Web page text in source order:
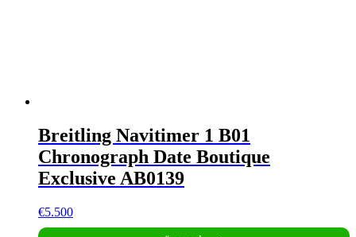
Breitling Navitimer 1 B01
Chronograph Date Boutique
Exclusive AB0139
€5.500